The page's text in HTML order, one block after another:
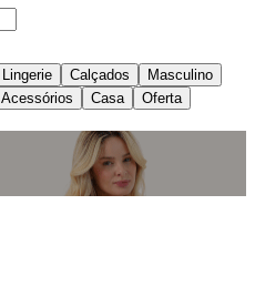
Lingerie Calçados
Masculino
Acessórios Casa Oferta